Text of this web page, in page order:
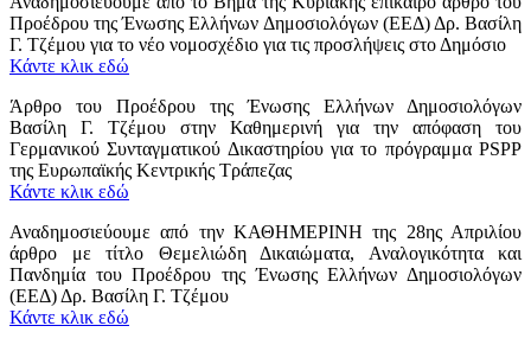
Προέδρου της Ένωσης Ελλήνων Δημοσιολόγων (ΕΕΔ) Δρ. Βασίλη
Γ. Τζέμου για το νέο νομοσχέδιο για τις προσλήψεις στο Δημόσιο
Κάντε κλικ εδώ
Άρθρο του Προέδρου της Ένωσης Ελλήνων Δημοσιολόγων
Βασίλη Γ. Τζέμου στην Καθημερινή για την απόφαση του
Γερμανικού Συνταγματικού Δικαστηρίου για το πρόγραμμα PSPP
της Ευρωπαϊκής Κεντρικής Τράπεζας
Κάντε κλικ εδώ
Αναδημοσιεύουμε από την ΚΑΘΗΜΕΡΙΝΗ της 28ης Απριλίου
άρθρο με τίτλο Θεμελιώδη Δικαιώματα, Αναλογικότητα και
Πανδημία του Προέδρου της Ένωσης Ελλήνων Δημοσιολόγων
(ΕΕΔ) Δρ. Βασίλη Γ. Τζέμου
Κάντε κλικ εδώ